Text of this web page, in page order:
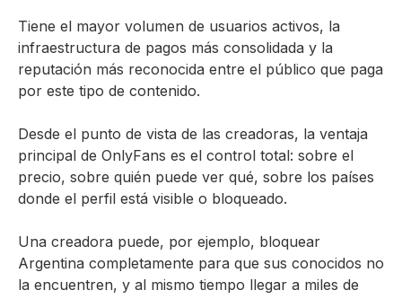
Tiene el mayor volumen de usuarios activos, la
infraestructura de pagos más consolidada y la
reputación más reconocida entre el público que paga
por este tipo de contenido.
Desde el punto de vista de las creadoras, la ventaja
principal de OnlyFans es el control total: sobre el
precio, sobre quién puede ver qué, sobre los países
donde el perfil está visible o bloqueado.
Una creadora puede, por ejemplo, bloquear
Argentina completamente para que sus conocidos no
la encuentren, y al mismo tiempo llegar a miles de